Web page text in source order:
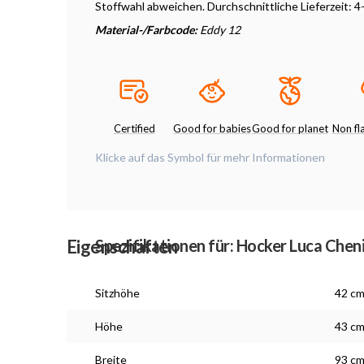
Stoffwahl abweichen. Durchschnittliche Lieferzeit:
Material-/Farbcode:Eddy 12
Certified Good for babiesGood for planet Non
Klicke auf das Symbol für mehr Informationen
Eigenschaften
Spezifikationen für: Hocker Luca
Sitzhöhe 42 cm
Höhe 43 cm
Breite 93 cm